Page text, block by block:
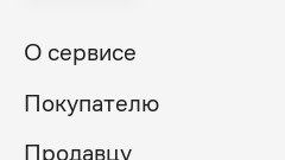
О сервисе
Покупателю
Продавцу